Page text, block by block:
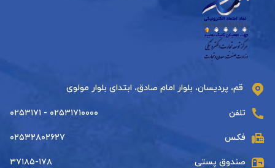
قم، پردیسان، بلوار امام صادق، ابتدای بلوار مولوی
تلفن ۰۲۵۳۱۷۱۰۰۰۰ - ۰۲۵۳۱۷۱
فکس ۰۲۵۳۲۸۰۲۶۲۷
صندوق پستی ۳۷۱۸۵-۱۷۸